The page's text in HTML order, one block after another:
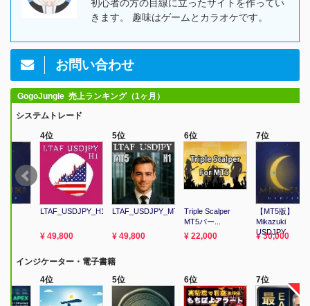
きます。 趣味はゲームとカラオケです。
お問い合わせ